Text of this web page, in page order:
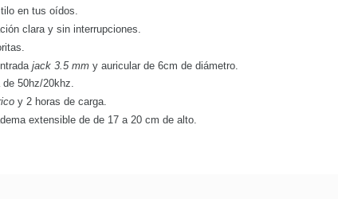
en tus oídos.
clara y sin interrupciones.
jack 3.5 mm y auricular de 6cm de diámetro.
50hz/20khz.
y 2 horas de carga.
extensible de de 17 a 20 cm de alto.